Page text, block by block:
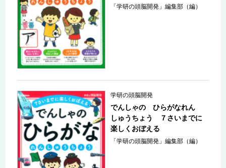
「学研の頭脳開発」編集部（編）
学研の頭脳開発
でんしゃの ひらがなれん
しゅうちょう ７さいまでに
楽しくおぼえる
「学研の頭脳開発」編集部（編）